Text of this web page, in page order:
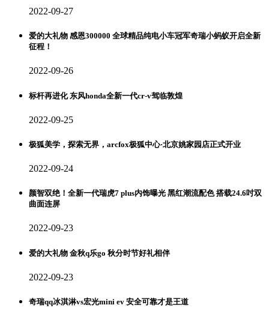
2022-09-27
爱的大礼物 感恩300000 全球精品纯电小车冠军奇瑞小蚂蚁开启全新
征程！
2022-09-26
标杆再进化 东风honda全新一代cr-v驾临敦煌
2022-09-25
极狐美学，探索无界，arcfox极狐中心·北京姚家园店正式开业
2022-09-24
颜智双绝！全新一代瑞虎7 plus内饰曝光 黑红潮流配色 搭载24.6吋双
曲面连屏
2022-09-23
爱的大礼物 金秋q乐go 秋分时节好礼相伴
2022-09-23
奇瑞qq冰淇淋vs宏光mini ev 安全可靠才是王道